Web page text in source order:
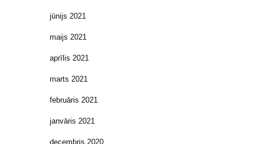
jūnijs 2021
maijs 2021
aprīlis 2021
marts 2021
februāris 2021
janvāris 2021
decembris 2020